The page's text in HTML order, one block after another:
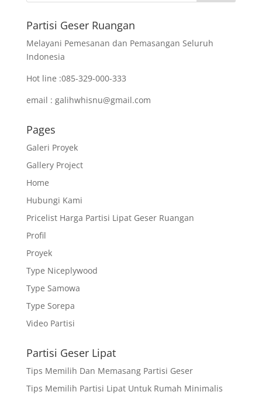
Partisi Geser Ruangan
Melayani Pemesanan dan Pemasangan Seluruh
Indonesia
Hot line :085-329-000-333
email : galihwhisnu@gmail.com
Pages
Galeri Proyek
Gallery Project
Home
Hubungi Kami
Pricelist Harga Partisi Lipat Geser Ruangan
Profil
Proyek
Type Niceplywood
Type Samowa
Type Sorepa
Video Partisi
Partisi Geser Lipat
Tips Memilih Dan Memasang Partisi Geser
Tips Memilih Partisi Lipat Untuk Rumah Minimalis